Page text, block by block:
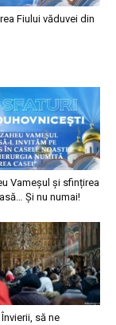
Fiului văduvei din
Vameșul și sfințirea
Și nu numai!
să ne